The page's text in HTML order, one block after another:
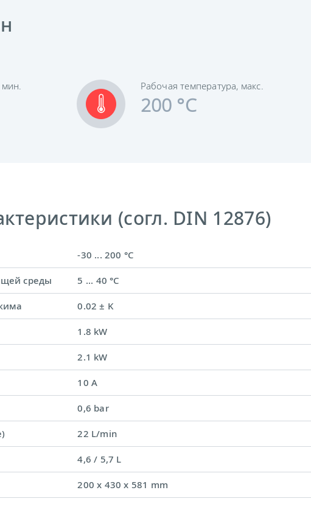
мин. Рабочая температура, макс.
200 °C
(согл. DIN 12876)
-30 ... 200 °C
среды 5 ... 40 °C
0.02 ± K
1.8 kW
2.1 kW
10 A
0,6 bar
22 L/min
4,6 / 5,7 L
200 x 430 x 581 mm